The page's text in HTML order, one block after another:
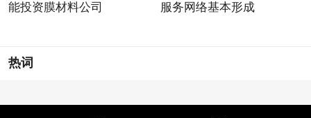
能投资膜材料公司
服务网络基本形成
热词